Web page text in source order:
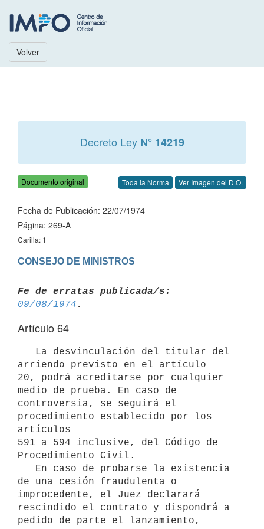
Volver
Decreto Ley N° 14219
Documento original Toda la Norma Ver Imagen del D.O.
Fecha de Publicación: 22/07/1974
Página: 269-A
Carilla: 1
CONSEJO DE MINISTROS
Fe de erratas publicada/s:
09/08/1974
Artículo 64
arriendo previsto en el artículo
20, podrá acreditarse por cualquier
medio de prueba. En caso de
controversia, se seguirá el
procedimiento establecido por los
artículos
591 a 594 inclusive, del Código de
Procedimiento Civil.
de una cesión fraudulenta o
improcedente, el Juez declarará
rescindido el contrato y dispondrá a
pedido de parte el lanzamiento,